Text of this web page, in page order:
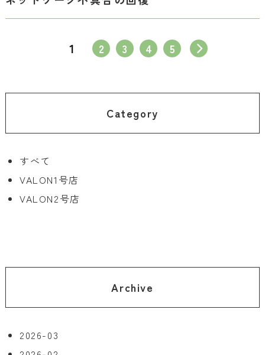
Category
すべて
VALON1号店
VALON2号店
Archive
2026-03
1 2 3 4 5